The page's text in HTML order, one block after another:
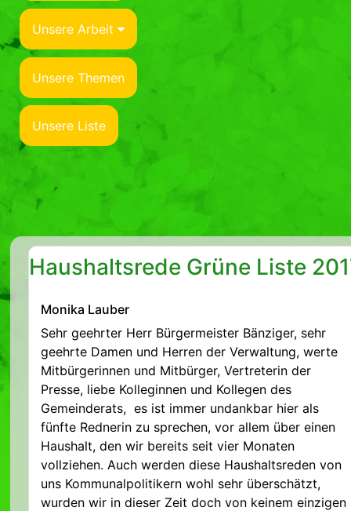
Unsere Arbeit
Unsere Themen
Unsere Liste
Haushaltsrede Grüne Liste
Monika Lauber
Sehr geehrter Herr Bürgermeister Bänziger, sehr
geehrte Damen und Herren der Verwaltung, werte
Mitbürgerinnen und Mitbürger, Vertreterin der
Presse, liebe Kolleginnen und Kollegen des
Gemeinderats, es ist immer undankbar hier als
fünfte Rednerin zu sprechen, vor allem über einen
Haushalt, den wir bereits seit vier Monaten
vollziehen. Auch werden diese Haushaltsreden von
uns Kommunalpolitikern wohl sehr überschätzt,
wurden wir in dieser Zeit doch von keinem einzigen